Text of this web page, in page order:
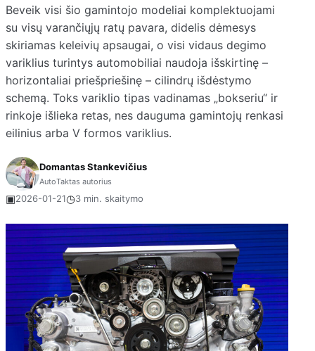
Beveik visi šio gamintojo modeliai komplektuojami
su visų varančiųjų ratų pavara, didelis dėmesys
skiriamas keleivių apsaugai, o visi vidaus degimo
variklius turintys automobiliai naudoja išskirtinę –
horizontaliai priešpriešinę – cilindrų išdėstymo
schemą. Toks variklio tipas vadinamas „bokseriu“ ir
rinkoje išlieka retas, nes dauguma gamintojų renkasi
eilinius arba V formos variklius.
Domantas Stankevičius
AutoTaktas autorius
▣2026-01-21◷3 min. skaitymo